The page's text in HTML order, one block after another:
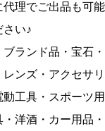
理でご出品も可能
い♪
ランド品・宝石・
ンズ・アクセサリ
工具・スポーツ用
洋酒・カー用品・